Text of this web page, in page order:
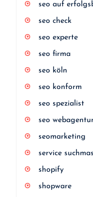
seo auf
seo check
seo experte
seo firma
seo köln
seo konform
seo spezialist
seo
seomarketing
service
shopify
shopware